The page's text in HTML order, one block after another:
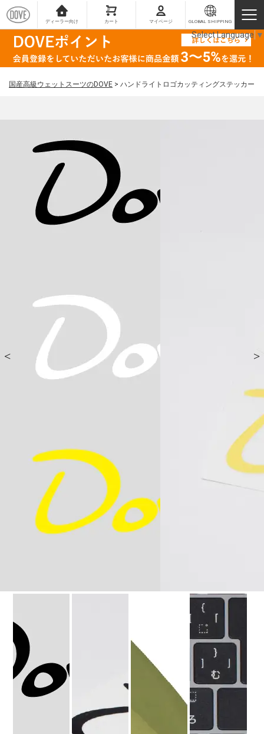
ディーラー向け カート マイページ GLOBAL SHIPPING
国産高級ウェットスーツのDOVE > ハンドライトロゴカッティングステッカー
Select Language ▼